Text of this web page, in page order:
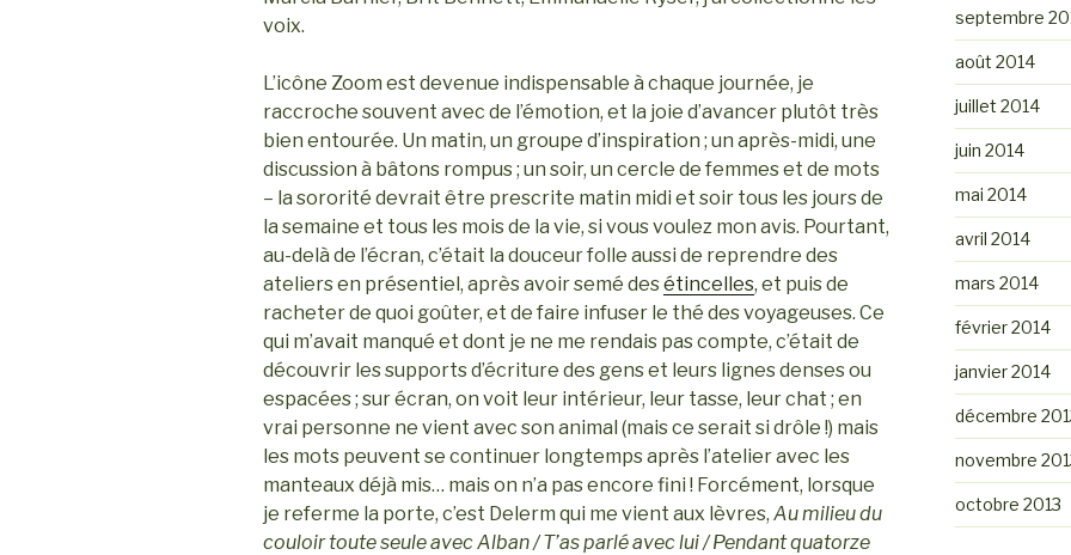
voix.
L’icône Zoom est devenue indispensable à chaque journée, je
raccroche souvent avec de l’émotion, et la joie d’avancer plutôt très
bien entourée. Un matin, un groupe d’inspiration ; un après-midi, une
discussion à bâtons rompus ; un soir, un cercle de femmes et de mots
– la sororité devrait être prescrite matin midi et soir tous les jours de
la semaine et tous les mois de la vie, si vous voulez mon avis. Pourtant,
au-delà de l’écran, c’était la douceur folle aussi de reprendre des
ateliers en présentiel, après avoir semé desétincelles, et puis de
racheter de quoi goûter, et de faire infuser le thé des voyageuses. Ce
qui m’avait manqué et dont je ne me rendais pas compte, c’était de
découvrir les supports d’écriture des gens et leurs lignes denses ou
espacées ; sur écran, on voit leur intérieur, leur tasse, leur chat ; en
vrai personne ne vient avec son animal (mais ce serait si drôle !) mais
les mots peuvent se continuer longtemps après l’atelier avec les
manteaux déjà mis… mais on n’a pas encore fini ! Forcément, lorsque
je referme la porte, c’est Delerm qui me vient aux lèvres, Au milieu du
couloir toute seule avec Alban / T’as parlé avec lui / Pendant quatorze
septembre
août 2014
juillet 2014
juin 2014
mai 2014
avril 2014
mars 2014
février 2014
janvier 2014
décembre
novembre
octobre 2013